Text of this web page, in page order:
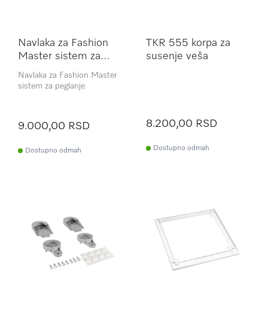
Navlaka za Fashion
Master sistem za
Navlaka za Fashion Master
sistem za peglanje
9.000,00 RSD
Dostupno odmah
TKR 555 korpa za
susenje veša
8.200,00 RSD
Dostupno odmah